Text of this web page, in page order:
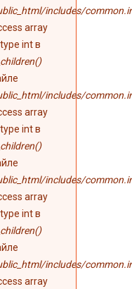
includes/
array
int в
includes/
array
int в
includes/
array
int в
includes/
array